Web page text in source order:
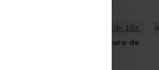
Brincos Elina – Banhados a Ouro de